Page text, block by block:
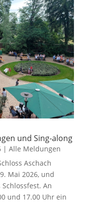
und Sing-along
| Alle Meldungen
Aschach
Mai 2026, und
An
und 17.00 Uhr ein